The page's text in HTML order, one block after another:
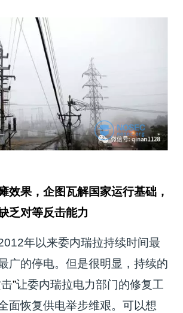
效果，企图瓦解国家运行基础，
乏对等反击能力
年以来委内瑞拉持续时间最
广的停电。但是很明显，持续的
”让委内瑞拉电力部门的修复工
面恢复供电举步维艰。可以想